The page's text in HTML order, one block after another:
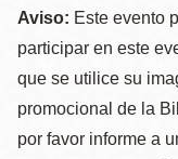
Aviso: Este evento
participar en este
que se utilice su
promocional de la
por favor informe a